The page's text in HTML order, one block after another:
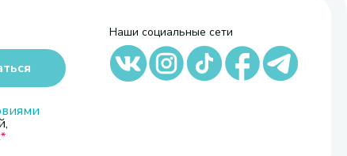
Наши социальные сети